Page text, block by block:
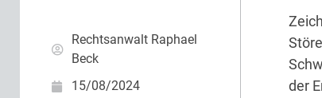
Rechtsanwalt Raphael
Beck
15/08/2024
der